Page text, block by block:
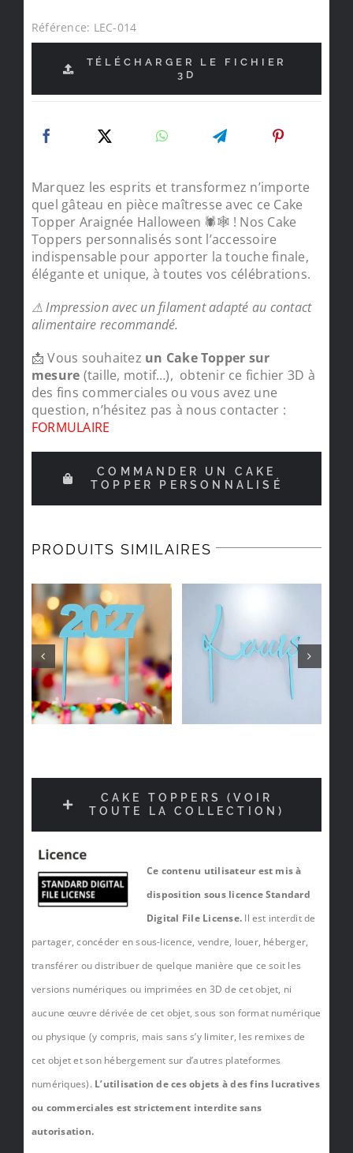
Référence: LEC-014
TÉLÉCHARGER LE FICHIER
3D
Marquez les esprits et transformez n’importe
quel gâteau en pièce maîtresse avec ce Cake
Topper Araignée Halloween 🕷️🕸️ ! Nos Cake
Toppers personnalisés sont l’accessoire
indispensable pour apporter la touche finale,
élégante et unique, à toutes vos célébrations.
⚠ Impression avec un filament adapté au contact
alimentaire recommandé.
📩 Vous souhaitez un Cake Topper sur
mesure (taille, motif…), obtenir ce fichier 3D à
des fins commerciales ou vous avez une
question, n’hésitez pas à nous contacter :
FORMULAIRE
COMMANDER UN CAKE
TOPPER PERSONNALISÉ
PRODUITS SIMILAIRES
CAKE TOPPERS (VOIR
TOUTE LA COLLECTION)
Ce contenu utilisateur est mis à
disposition sous licence Standard
Digital File License. Il est interdit de
partager, concéder en sous-licence, vendre, louer, héberger,
transférer ou distribuer de quelque manière que ce soit les
versions numériques ou imprimées en 3D de cet objet, ni
aucune œuvre dérivée de cet objet, sous son format numérique
ou physique (y compris, mais sans s’y limiter, les remixes de
cet objet et son hébergement sur d’autres plateformes
numériques). L’utilisation de ces objets à des fins lucratives
ou commerciales est strictement interdite sans
autorisation.